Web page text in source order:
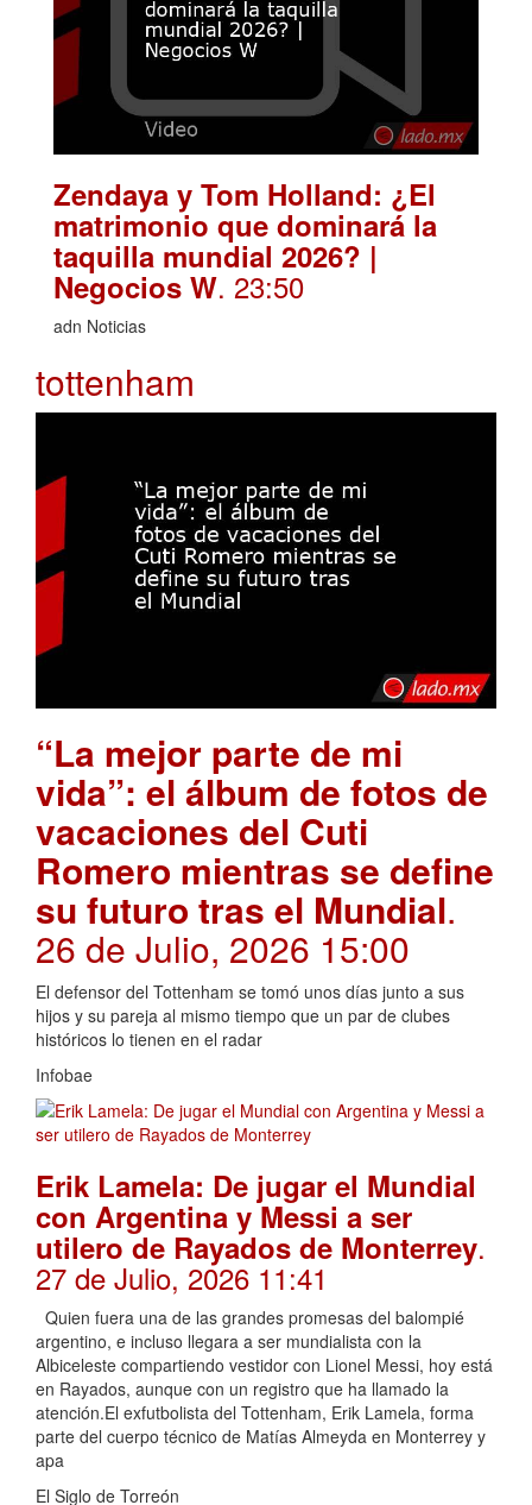
Zendaya y Tom Holland: ¿El
matrimonio que dominará la
taquilla mundial 2026? |
Negocios W. 23:50
adn Noticias
tottenham
“La mejor parte de mi
vida”: el álbum de fotos de
vacaciones del Cuti
Romero mientras se define
su futuro tras el Mundial.
26 de Julio, 2026 15:00
El defensor del Tottenham se tomó unos días junto a sus
hijos y su pareja al mismo tiempo que un par de clubes
históricos lo tienen en el radar
Infobae
Erik Lamela: De jugar el Mundial
con Argentina y Messi a ser
utilero de Rayados de Monterrey.
27 de Julio, 2026 11:41
Quien fuera una de las grandes promesas del balompié
argentino, e incluso llegara a ser mundialista con la
Albiceleste compartiendo vestidor con Lionel Messi, hoy está
en Rayados, aunque con un registro que ha llamado la
atención.El exfutbolista del Tottenham, Erik Lamela, forma
parte del cuerpo técnico de Matías Almeyda en Monterrey y
apa
El Siglo de Torreón